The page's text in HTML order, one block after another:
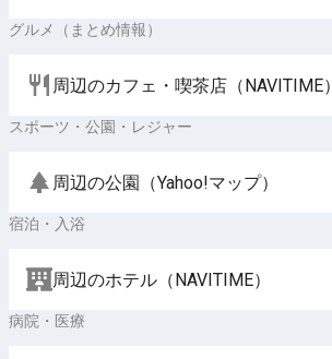
グルメ（まとめ情報）
周辺のカフェ・喫茶店（NAVITIME）
スポーツ・公園・レジャー
周辺の公園（Yahoo!マップ）
宿泊・入浴
周辺のホテル（NAVITIME）
病院・医療